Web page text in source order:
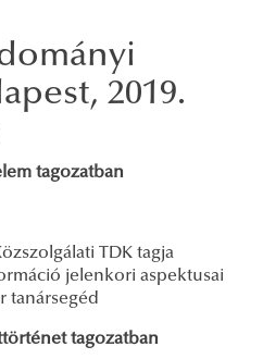
2019.
tagozatban
TDK tagja
jelenkori aspektusai
tanársegéd
tagozatban